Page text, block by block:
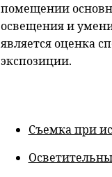
помещении
освещения и
является оценка
экспозиции.
Съемка при